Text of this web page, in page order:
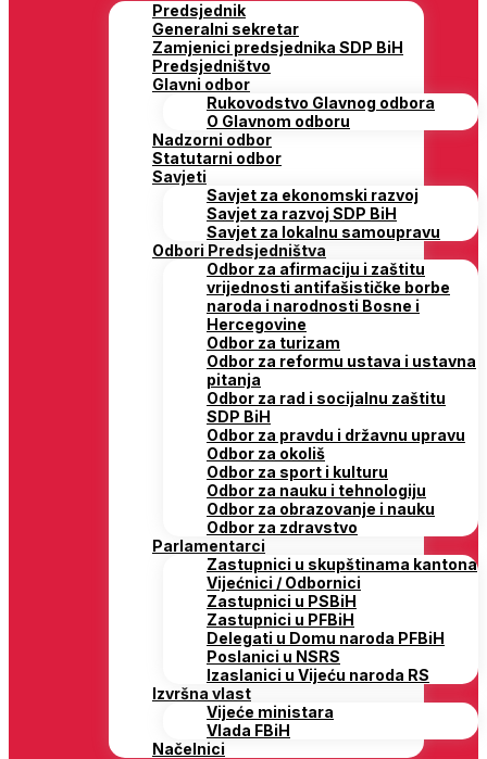
Predsjednik
Generalni sekretar
Zamjenici predsjednika SDP BiH
Predsjedništvo
Glavni odbor
Rukovodstvo Glavnog odbora
O Glavnom odboru
Nadzorni odbor
Statutarni odbor
Savjeti
Savjet za ekonomski razvoj
Savjet za razvoj SDP BiH
Savjet za lokalnu samoupravu
Odbori Predsjedništva
Odbor za afirmaciju i zaštitu
vrijednosti antifašističke borbe
naroda i narodnosti Bosne i
Hercegovine
Odbor za turizam
Odbor za reformu ustava i ustavna
pitanja
Odbor za rad i socijalnu zaštitu
SDP BiH
Odbor za pravdu i državnu upravu
Odbor za okoliš
Odbor za sport i kulturu
Odbor za nauku i tehnologiju
Odbor za obrazovanje i nauku
Odbor za zdravstvo
Parlamentarci
Zastupnici u skupštinama kantona
Vijećnici / Odbornici
Zastupnici u PSBiH
Zastupnici u PFBiH
Delegati u Domu naroda PFBiH
Poslanici u NSRS
Izaslanici u Vijeću naroda RS
Izvršna vlast
Vijeće ministara
Vlada FBiH
Načelnici